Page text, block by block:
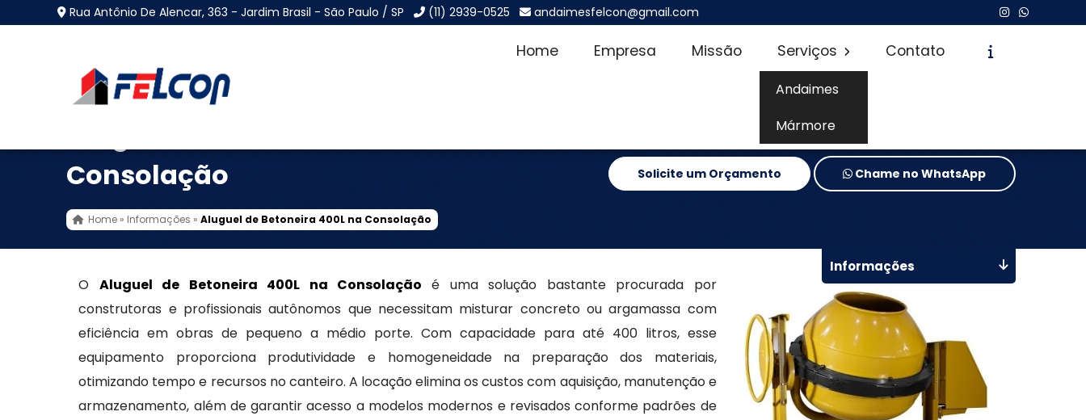
Rua Antônio De Alencar, 363 - Jardim Brasil - São Paulo / SP (11) 2939-0525 andaimesfelcon@gmail.com
Home Empresa Missão Serviços
Andaimes
Mármore
Contato
Consolação
Home » Informações »Aluguel de Betoneira 400L na Consolação
Solicite um Orçamento Chame no WhatsApp
O Aluguel de Betoneira 400L na Consolação é uma solução bastante procurada por
construtoras e profissionais autônomos que necessitam misturar concreto ou argamassa com
eficiência em obras de pequeno a médio porte. Com capacidade para até 400 litros, esse
equipamento proporciona produtividade e homogeneidade na preparação dos materiais,
otimizando tempo e recursos no canteiro. A locação elimina os custos com aquisição, manutenção e
armazenamento, além de garantir acesso a modelos modernos e revisados conforme padrões de
Informações